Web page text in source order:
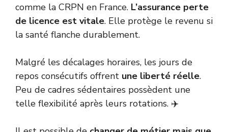
comme la CRPN en France. L’assurance perte
de licence est vitale. Elle protège le revenu si
la santé flanche durablement.
Malgré les décalages horaires, les jours de
repos consécutifs offrent une liberté réelle.
Peu de cadres sédentaires possèdent une
telle flexibilité après leurs rotations. ✈️